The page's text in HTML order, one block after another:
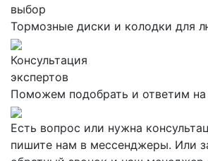
выбор
Тормозные диски и колодки для
Консультация
экспертов
Поможем подобрать и ответим
Есть вопрос или нужна
пишите нам в мессенджеры. Или